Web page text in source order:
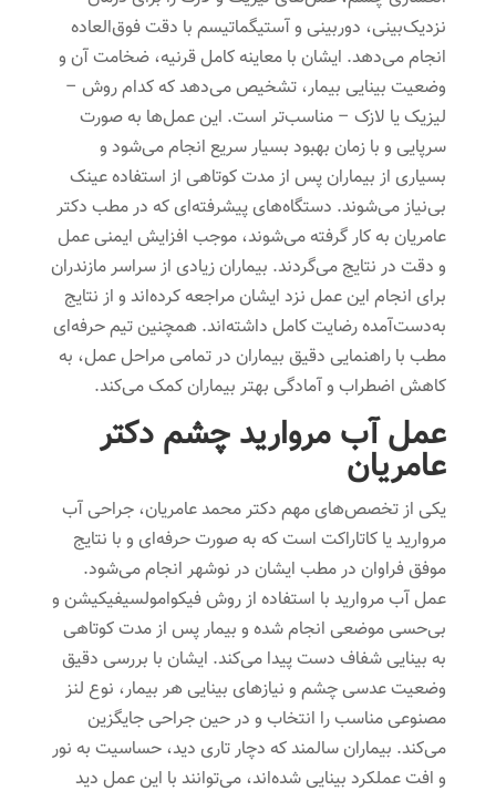
نزدیک‌بینی، دوربینی و آستیگماتیسم با دقت فوق‌العاده
انجام می‌دهد. ایشان با معاینه کامل قرنیه، ضخامت آن و
وضعیت بینایی بیمار، تشخیص می‌دهد که کدام روش –
لیزیک یا لازک – مناسب‌تر است. این عمل‌ها به صورت
سرپایی و با زمان بهبود بسیار سریع انجام می‌شود و
بسیاری از بیماران پس از مدت کوتاهی از استفاده عینک
بی‌نیاز می‌شوند. دستگاه‌های پیشرفته‌ای که در مطب دکتر
عامریان به کار گرفته می‌شوند، موجب افزایش ایمنی عمل
و دقت در نتایج می‌گردند. بیماران زیادی از سراسر مازندران
برای انجام این عمل نزد ایشان مراجعه کرده‌اند و از نتایج
به‌دست‌آمده رضایت کامل داشته‌اند. همچنین تیم حرفه‌ای
مطب با راهنمایی دقیق بیماران در تمامی مراحل عمل، به
کاهش اضطراب و آمادگی بهتر بیماران کمک می‌کند.
عمل آب مروارید چشم دکتر
عامریان
یکی از تخصص‌های مهم دکتر محمد عامریان، جراحی آب
مروارید یا کاتاراکت است که به صورت حرفه‌ای و با نتایج
موفق فراوان در مطب ایشان در نوشهر انجام می‌شود.
عمل آب مروارید با استفاده از روش فیکوامولسیفیکیشن و
بی‌حسی موضعی انجام شده و بیمار پس از مدت کوتاهی
به بینایی شفاف دست پیدا می‌کند. ایشان با بررسی دقیق
وضعیت عدسی چشم و نیازهای بینایی هر بیمار، نوع لنز
مصنوعی مناسب را انتخاب و در حین جراحی جایگزین
می‌کند. بیماران سالمند که دچار تاری دید، حساسیت به نور
و افت عملکرد بینایی شده‌اند، می‌توانند با این عمل دید